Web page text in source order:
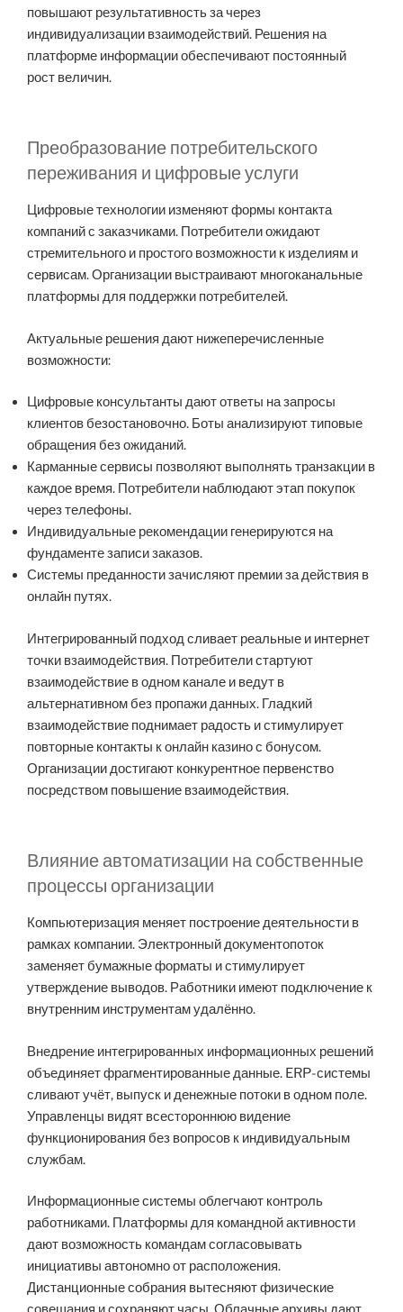
повышают результативность за через
индивидуализации взаимодействий. Решения на
платформе информации обеспечивают постоянный
рост величин.
Преобразование потребительского
переживания и цифровые услуги
Цифровые технологии изменяют формы контакта
компаний с заказчиками. Потребители ожидают
стремительного и простого возможности к изделиям и
сервисам. Организации выстраивают многоканальные
платформы для поддержки потребителей.
Актуальные решения дают нижеперечисленные
возможности:
Цифровые консультанты дают ответы на запросы
клиентов безостановочно. Боты анализируют типовые
обращения без ожиданий.
Карманные сервисы позволяют выполнять транзакции в
каждое время. Потребители наблюдают этап покупок
через телефоны.
Индивидуальные рекомендации генерируются на
фундаменте записи заказов.
Системы преданности зачисляют премии за действия в
онлайн путях.
Интегрированный подход сливает реальные и интернет
точки взаимодействия. Потребители стартуют
взаимодействие в одном канале и ведут в
альтернативном без пропажи данных. Гладкий
взаимодействие поднимает радость и стимулирует
повторные контакты к онлайн казино с бонусом.
Организации достигают конкурентное первенство
посредством повышение взаимодействия.
Влияние автоматизации на собственные
процессы организации
Компьютеризация меняет построение деятельности в
рамках компании. Электронный документопоток
заменяет бумажные форматы и стимулирует
утверждение выводов. Работники имеют подключение к
внутренним инструментам удалённо.
Внедрение интегрированных информационных решений
объединяет фрагментированные данные. ERP-системы
сливают учёт, выпуск и денежные потоки в одном поле.
Управленцы видят всестороннюю видение
функционирования без вопросов к индивидуальным
службам.
Информационные системы облегчают контроль
работниками. Платформы для командной активности
дают возможность командам согласовывать
инициативы автономно от расположения.
Дистанционные собрания вытесняют физические